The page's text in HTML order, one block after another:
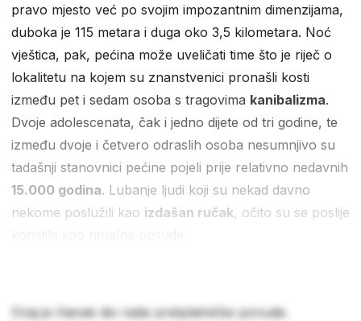
pravo mjesto već po svojim impozantnim dimenzijama,
duboka je 115 metara i duga oko 3,5 kilometara. Noć
vještica, pak, pećina može uveličati time što je riječ o
lokalitetu na kojem su znanstvenici pronašli kosti
između pet i sedam osoba s tragovima kanibalizma.
Dvoje adolescenata, čak i jedno dijete od tri godine, te
između dvoje i četvero odraslih osoba nesumnjivo su
tadašnji stanovnici pećine pojeli prije relativno nedavnih
15.000 godina. Lubanje ljudi koji su nekad davno
nekome poslužili kao izdašan ručak, očito su se poslije
Ovaj je članak dio naše pretplatničke ponude.